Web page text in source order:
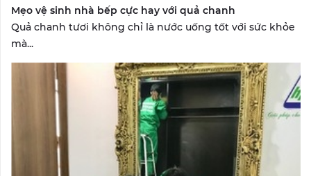
Mẹo vệ sinh nhà bếp cực hay với quả chanh
Quả chanh tươi không chỉ là nước uống tốt với sức khỏe
mà...